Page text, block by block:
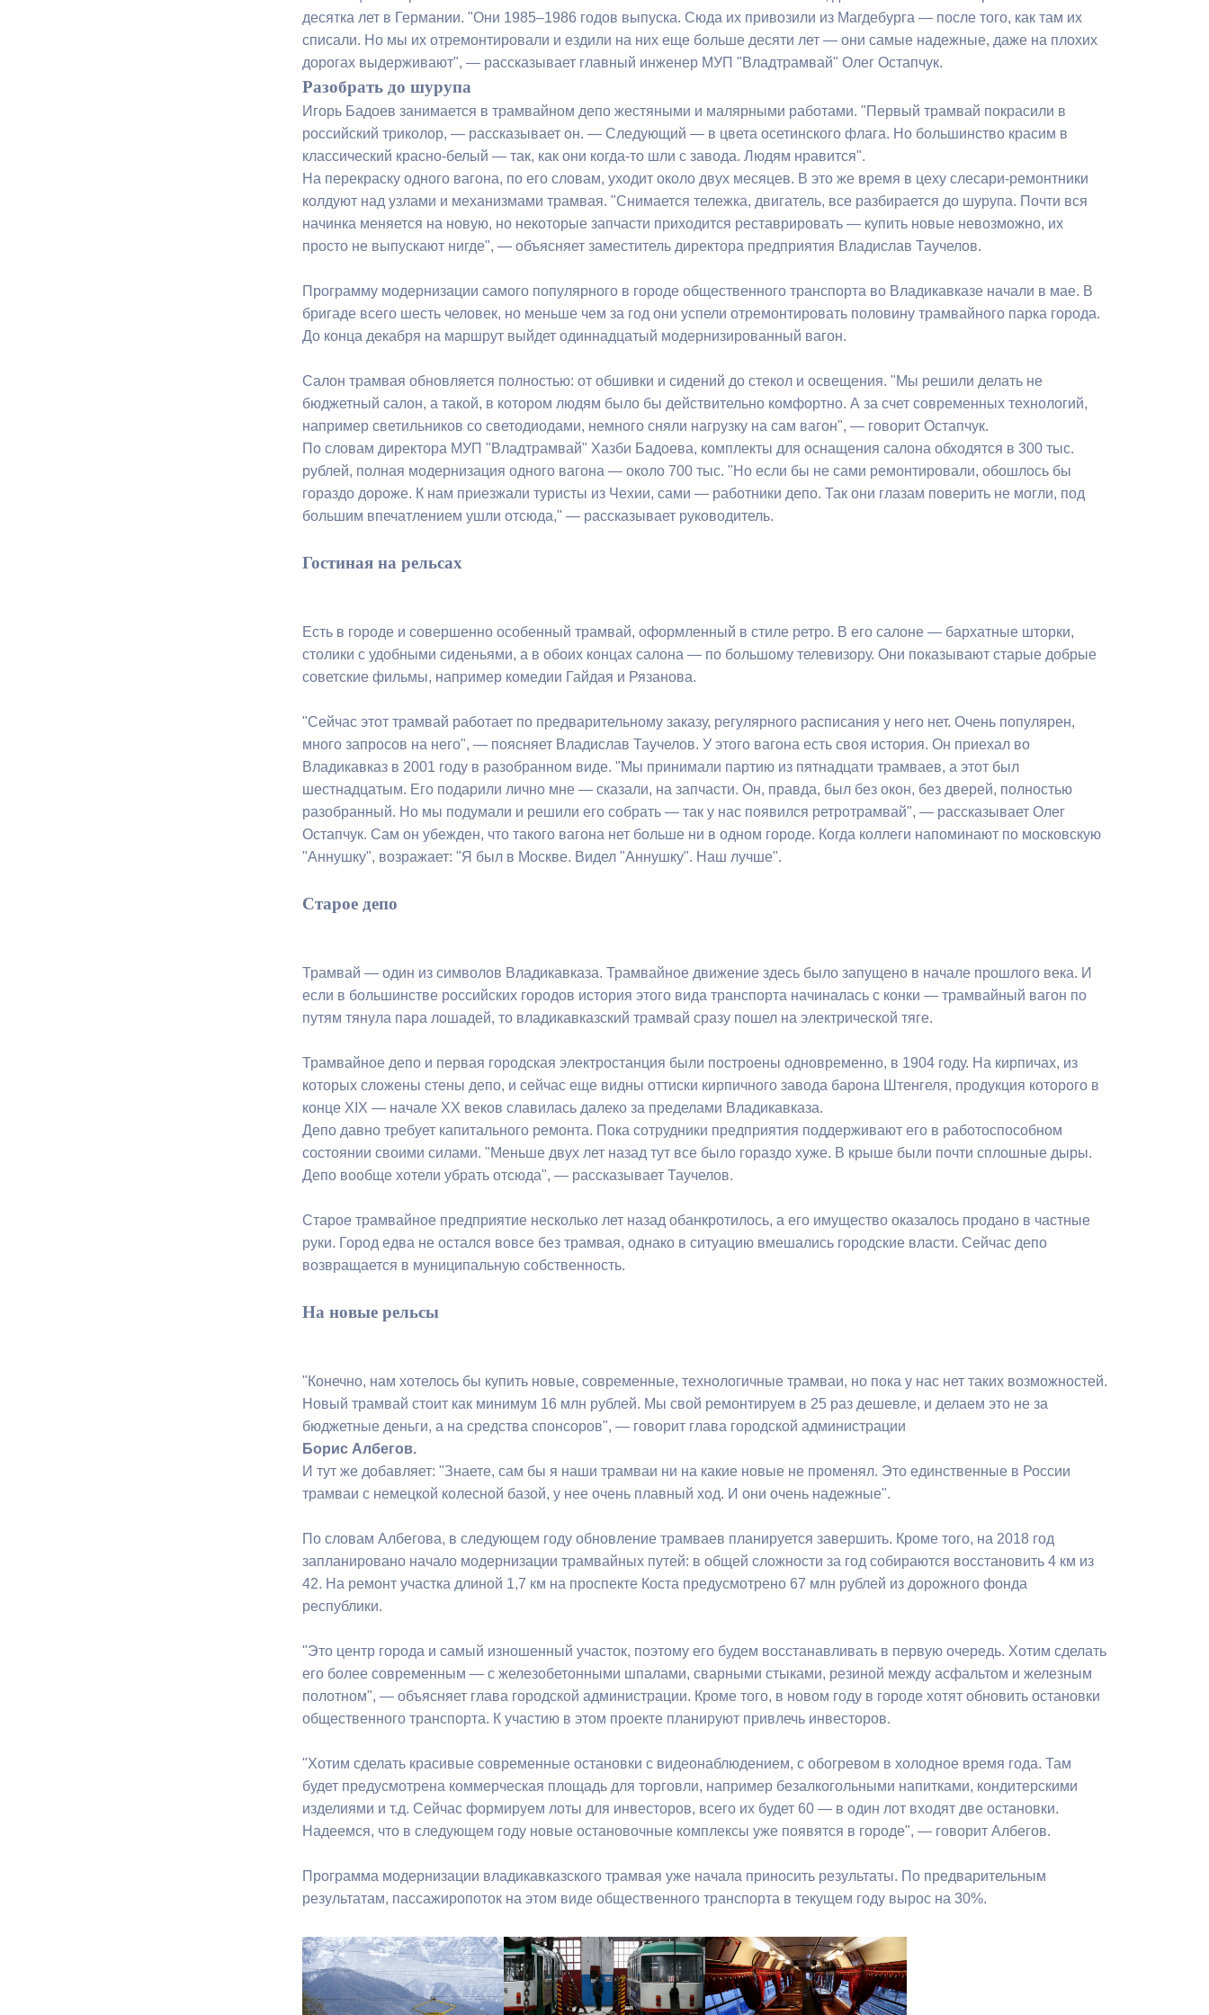
Бесплатная юридическая помощь
Муниципальный контроль Выборы 2026
десятка лет в Германии. "Они 1985–1986 годов выпуска. Сюда их привозили из Магдебурга — после того, как там их
списали. Но мы их отремонтировали и ездили на них еще больше десяти лет — они самые надежные, даже на плохих
дорогах выдерживают", — рассказывает главный инженер МУП "Владтрамвай" Олег Остапчук.
Разобрать до шурупа
Игорь Бадоев занимается в трамвайном депо жестяными и малярными работами. "Первый трамвай покрасили в
российский триколор, — рассказывает он. — Следующий — в цвета осетинского флага. Но большинство красим в
классический красно-белый — так, как они когда-то шли с завода. Людям нравится".
На перекраску одного вагона, по его словам, уходит около двух месяцев. В это же время в цеху слесари-ремонтники
колдуют над узлами и механизмами трамвая. "Снимается тележка, двигатель, все разбирается до шурупа. Почти вся
начинка меняется на новую, но некоторые запчасти приходится реставрировать — купить новые невозможно, их
просто не выпускают нигде", — объясняет заместитель директора предприятия Владислав Таучелов.
Программу модернизации самого популярного в городе общественного транспорта во Владикавказе начали в мае. В
бригаде всего шесть человек, но меньше чем за год они успели отремонтировать половину трамвайного парка города.
До конца декабря на маршрут выйдет одиннадцатый модернизированный вагон.
Салон трамвая обновляется полностью: от обшивки и сидений до стекол и освещения. "Мы решили делать не
бюджетный салон, а такой, в котором людям было бы действительно комфортно. А за счет современных технологий,
например светильников со светодиодами, немного сняли нагрузку на сам вагон", — говорит Остапчук.
По словам директора МУП "Владтрамвай" Хазби Бадоева, комплекты для оснащения салона обходятся в 300 тыс.
рублей, полная модернизация одного вагона — около 700 тыс. "Но если бы не сами ремонтировали, обошлось бы
гораздо дороже. К нам приезжали туристы из Чехии, сами — работники депо. Так они глазам поверить не могли, под
большим впечатлением ушли отсюда," — рассказывает руководитель.
Гостиная на рельсах
Есть в городе и совершенно особенный трамвай, оформленный в стиле ретро. В его салоне — бархатные шторки,
столики с удобными сиденьями, а в обоих концах салона — по большому телевизору. Они показывают старые добрые
советские фильмы, например комедии Гайдая и Рязанова.
"Сейчас этот трамвай работает по предварительному заказу, регулярного расписания у него нет. Очень популярен,
много запросов на него", — поясняет Владислав Таучелов. У этого вагона есть своя история. Он приехал во
Владикавказ в 2001 году в разобранном виде. "Мы принимали партию из пятнадцати трамваев, а этот был
шестнадцатым. Его подарили лично мне — сказали, на запчасти. Он, правда, был без окон, без дверей, полностью
разобранный. Но мы подумали и решили его собрать — так у нас появился ретротрамвай", — рассказывает Олег
Остапчук. Сам он убежден, что такого вагона нет больше ни в одном городе. Когда коллеги напоминают по московскую
"Аннушку", возражает: "Я был в Москве. Видел "Аннушку". Наш лучше".
Старое депо
Трамвай — один из символов Владикавказа. Трамвайное движение здесь было запущено в начале прошлого века. И
если в большинстве российских городов история этого вида транспорта начиналась с конки — трамвайный вагон по
путям тянула пара лошадей, то владикавказский трамвай сразу пошел на электрической тяге.
Трамвайное депо и первая городская электростанция были построены одновременно, в 1904 году. На кирпичах, из
которых сложены стены депо, и сейчас еще видны оттиски кирпичного завода барона Штенгеля, продукция которого в
конце XIX — начале XX веков славилась далеко за пределами Владикавказа.
Депо давно требует капитального ремонта. Пока сотрудники предприятия поддерживают его в работоспособном
состоянии своими силами. "Меньше двух лет назад тут все было гораздо хуже. В крыше были почти сплошные дыры.
Депо вообще хотели убрать отсюда", — рассказывает Таучелов.
Старое трамвайное предприятие несколько лет назад обанкротилось, а его имущество оказалось продано в частные
руки. Город едва не остался вовсе без трамвая, однако в ситуацию вмешались городские власти. Сейчас депо
возвращается в муниципальную собственность.
На новые рельсы
"Конечно, нам хотелось бы купить новые, современные, технологичные трамваи, но пока у нас нет таких возможностей.
Новый трамвай стоит как минимум 16 млн рублей. Мы свой ремонтируем в 25 раз дешевле, и делаем это не за
бюджетные деньги, а на средства спонсоров", — говорит глава городской администрации
Борис Албегов.
И тут же добавляет: "Знаете, сам бы я наши трамваи ни на какие новые не променял. Это единственные в России
трамваи с немецкой колесной базой, у нее очень плавный ход. И они очень надежные".
По словам Албегова, в следующем году обновление трамваев планируется завершить. Кроме того, на 2018 год
запланировано начало модернизации трамвайных путей: в общей сложности за год собираются восстановить 4 км из
42. На ремонт участка длиной 1,7 км на проспекте Коста предусмотрено 67 млн рублей из дорожного фонда
республики.
"Это центр города и самый изношенный участок, поэтому его будем восстанавливать в первую очередь. Хотим сделать
его более современным — с железобетонными шпалами, сварными стыками, резиной между асфальтом и железным
полотном", — объясняет глава городской администрации. Кроме того, в новом году в городе хотят обновить остановки
общественного транспорта. К участию в этом проекте планируют привлечь инвесторов.
"Хотим сделать красивые современные остановки с видеонаблюдением, с обогревом в холодное время года. Там
будет предусмотрена коммерческая площадь для торговли, например безалкогольными напитками, кондитерскими
изделиями и т.д. Сейчас формируем лоты для инвесторов, всего их будет 60 — в один лот входят две остановки.
Надеемся, что в следующем году новые остановочные комплексы уже появятся в городе", — говорит Албегов.
Программа модернизации владикавказского трамвая уже начала приносить результаты. По предварительным
результатам, пассажиропоток на этом виде общественного транспорта в текущем году вырос на 30%.